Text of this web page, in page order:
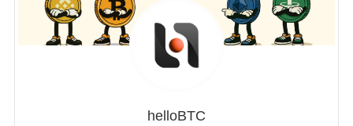
helloBTC